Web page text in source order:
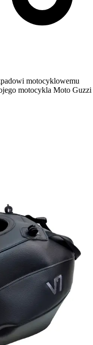
motocyklowemu
motocykla Moto Guzzi